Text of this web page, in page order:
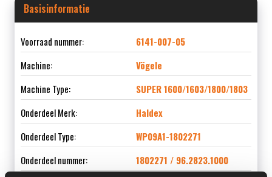
Basisinformatie
Voorraad nummer:
6141-007-05
Machine:
Vögele
Machine Type:
SUPER 1600/1603/1800/1803
Onderdeel Merk:
Haldex
Onderdeel Type:
WP09A1-1802271
Onderdeel nummer:
1802271 / 96.2823.1000